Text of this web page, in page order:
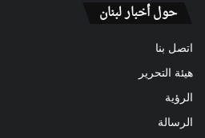
حول أخبار لبنان
اتصل بنا
هيئة التحرير
الرؤية
الرسالة